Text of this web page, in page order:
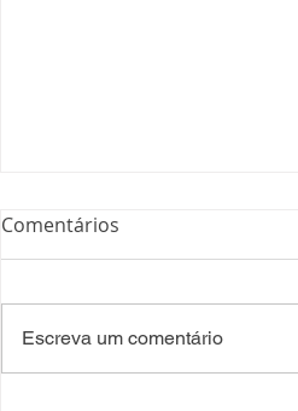
Comentários
Escreva um comentário